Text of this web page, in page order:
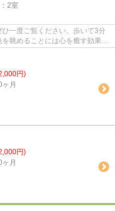
2室
一度ご覧ください。歩いて3分
眺めることには心を癒す効果が
円)
月
円)
月